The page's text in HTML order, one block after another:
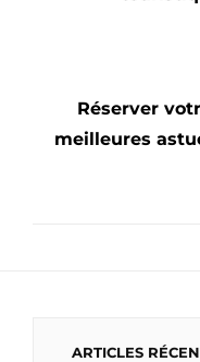
Réserver
meilleures
ARTICLES